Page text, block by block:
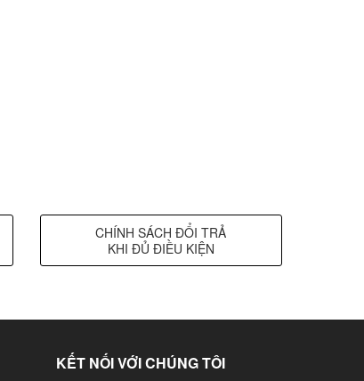
CHÍNH SÁCH ĐỔI TRẢ
KHI ĐỦ ĐIỀU KIỆN
KẾT NỐI VỚI CHÚNG TÔI